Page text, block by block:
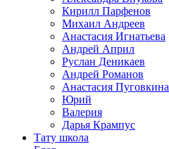
Кирилл Парфенов
Михаил Андреев
Анастасия Игнатьева
Андрей Април
Руслан Деникаев
Андрей Романов
Анастасия Пуговкина
Юрий
Валерия
Дарья Крампус
Тату школа